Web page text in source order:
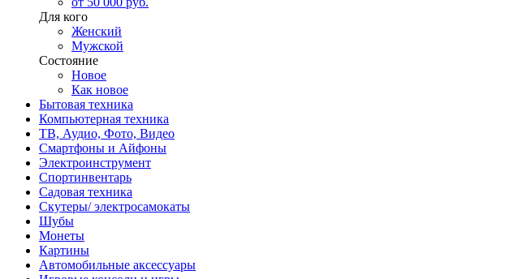
Для кого
Женский
Мужской
Состояние
Новое
Как новое
Бытовая техника
Компьютерная техника
ТВ, Аудио, Фото, Видео
Смартфоны и Айфоны
Электроинструмент
Спортинвентарь
Садовая техника
Скутеры/ электросамокаты
Шубы
Монеты
Картины
Автомобильные аксессуары